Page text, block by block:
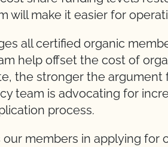
will make it easier for
all certified organic
help offset the cost of
the stronger the argument
team is advocating for
process.
our members in applying for